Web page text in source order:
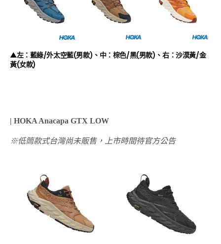
▲左：藍綠/外太空藍(男款)、中：棕色/黑(男款)、右：沙漠黃/金
黃(女款)
| HOKA Anacapa GTX LOW
※低筒款式台灣尚未販售，上市時間待官方公告